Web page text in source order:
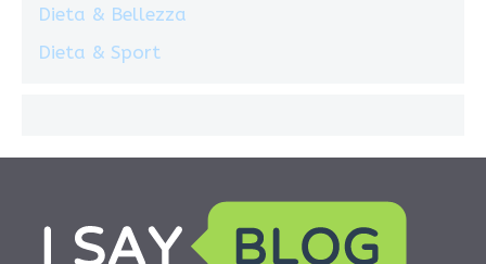
Dieta & Bellezza
Dieta & Sport